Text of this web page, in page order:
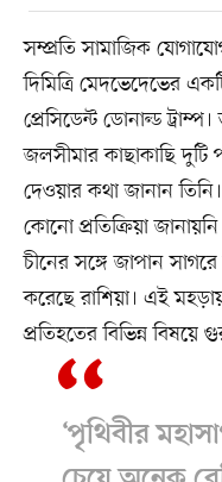
সম্প্রতি সামাজিক
দিমিত্রি মেদভেদেভের
প্রেসিডেন্ট ডোনাল্ড
জলসীমার কাছাকাছি দুটি
দেওয়ার কথা জানান
কোনো প্রতিক্রিয়া
চীনের সঙ্গে জাপান
করেছে রাশিয়া। এই
প্রতিহতের বিভিন্ন বিষয়ে
‘পৃথিবীর